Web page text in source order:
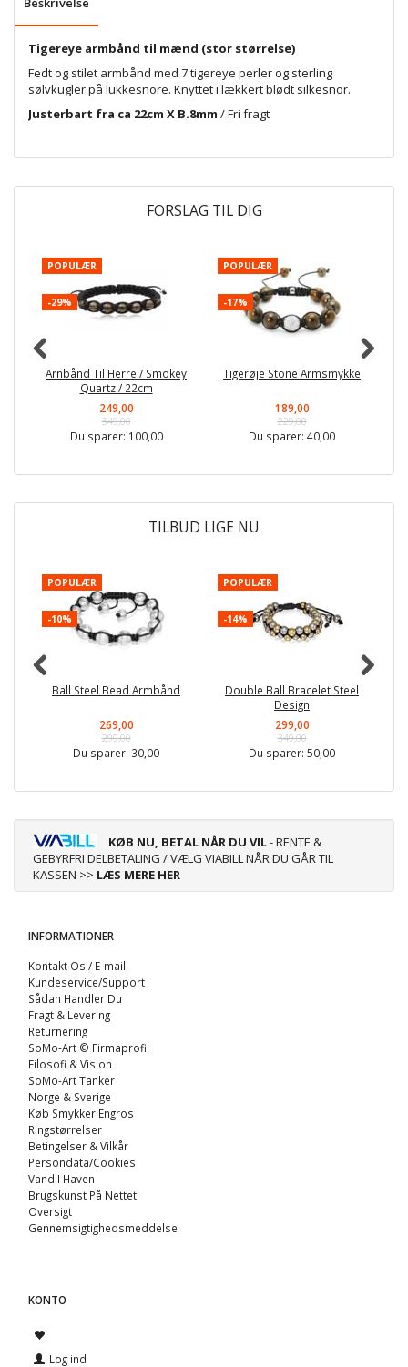
Tigereye armbånd til mænd (stor størrelse)
Fedt og stilet armbånd med 7 tigereye perler og sterling
sølvkugler på lukkesnore. Knyttet i lækkert blødt silkesnor.
Justerbart fra ca 22cm X B.8mm / Fri fragt
FORSLAG TIL DIG
POPULÆR
-29%
Arnbånd Til Herre / Smokey
Quartz / 22cm
249,00
349,00
Du sparer: 100,00
POPULÆR
-17%
Tigerøje Stone Armsmykke
189,00
229,00
Du sparer: 40,00
TILBUD LIGE NU
POPULÆR
-10%
Ball Steel Bead Armbånd
269,00
299,00
Du sparer: 30,00
POPULÆR
-14%
Double Ball Bracelet Steel
Design
299,00
349,00
Du sparer: 50,00
KØB NU, BETAL NÅR DU VIL- RENTE &
GEBYRFRI DELBETALING / VÆLG VIABILL NÅR DU GÅR TIL
KASSEN >> LÆS MERE HER
INFORMATIONER
Kontakt Os / E-mail
Kundeservice/Support
Sådan Handler Du
Fragt & Levering
Returnering
SoMo-Art © Firmaprofil
Filosofi & Vision
SoMo-Art Tanker
Norge & Sverige
Køb Smykker Engros
Ringstørrelser
Betingelser & Vilkår
Persondata/Cookies
Vand I Haven
Brugskunst På Nettet
Oversigt
Gennemsigtighedsmeddelse
KONTO
Log ind